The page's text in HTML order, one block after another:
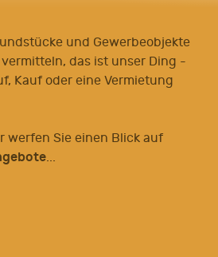
und Gewerbeobjekte
das ist unser Ding -
Kauf oder eine Vermietung
werfen Sie einen Blick auf
...